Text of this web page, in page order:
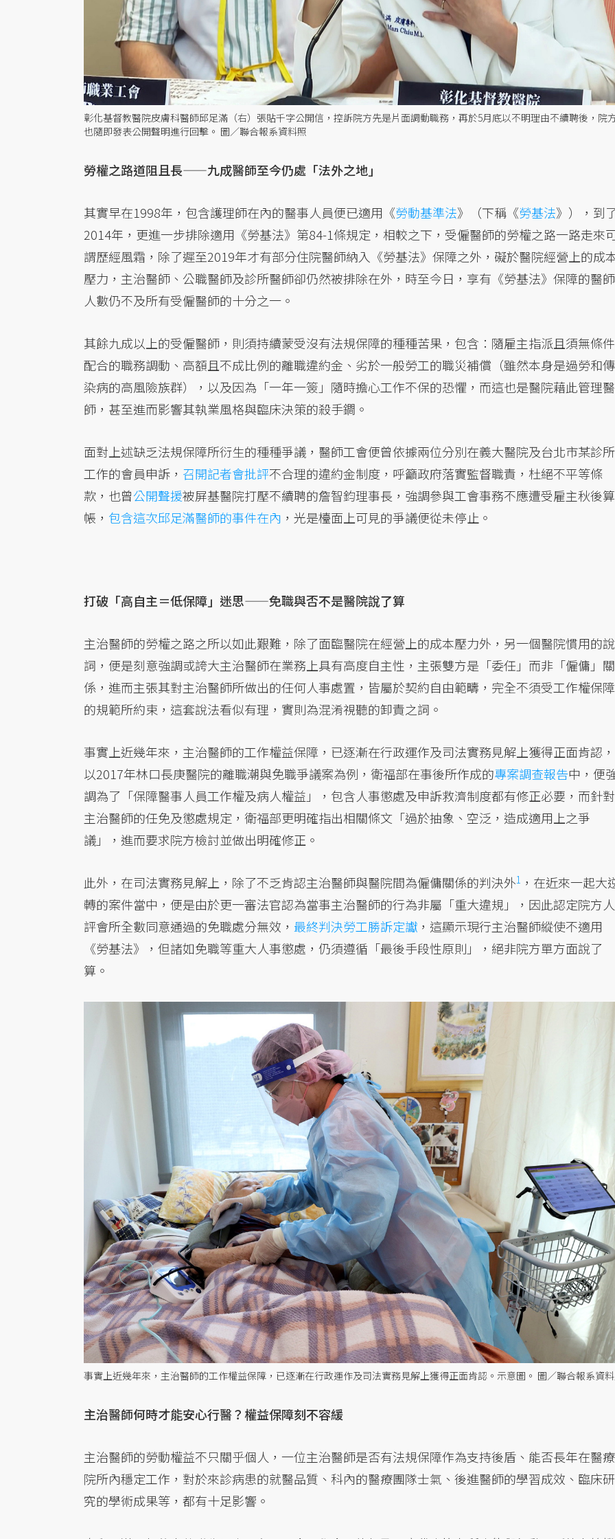
彰化基督教醫院皮膚科醫師邱足滿（右）張貼千字公開信，控訴院方先是片面調動職務，再於5月底以不明理由不續聘後，院
也隨即發表公開聲明進行回擊。 圖／聯合報系資料照
勞權之路道阻且長——九成醫師至今仍處「法外之地」
其實早在1998年，包含護理師在內的醫事人員便已適用《勞動基準法》（下稱《勞基法》），到
2014年，更進一步排除適用《勞基法》第84-1條規定，相較之下，受僱醫師的勞權之路一路走來
謂歷經風霜，除了遲至2019年才有部分住院醫師納入《勞基法》保障之外，礙於醫院經營上的成
壓力，主治醫師、公職醫師及診所醫師卻仍然被排除在外，時至今日，享有《勞基法》保障的醫師
人數仍不及所有受僱醫師的十分之一。
其餘九成以上的受僱醫師，則須持續蒙受沒有法規保障的種種苦果，包含：隨雇主指派且須無條件
配合的職務調動、高額且不成比例的離職違約金、劣於一般勞工的職災補償（雖然本身是過勞和傳
染病的高風險族群），以及因為「一年一簽」隨時擔心工作不保的恐懼，而這也是醫院藉此管理醫
師，甚至進而影響其執業風格與臨床決策的殺手鐧。
面對上述缺乏法規保障所衍生的種種爭議，醫師工會便曾依據兩位分別在義大醫院及台北市某診所
工作的會員申訴， 召開記者會批評不合理的違約金制度，呼籲政府落實監督職責，杜絕不平等條
款，也曾公開聲援被屏基醫院打壓不續聘的詹智鈞理事長，強調參與工會事務不應遭受雇主秋後算
帳， 包含這次邱足滿醫師的事件在內 ，光是檯面上可見的爭議便從未停止。
打破「高自主＝低保障」迷思——免職與否不是醫院說了算
主治醫師的勞權之路之所以如此艱難，除了面臨醫院在經營上的成本壓力外，另一個醫院慣用的說
詞，便是刻意強調或誇大主治醫師在業務上具有高度自主性，主張雙方是「委任」而非「僱傭」關
係，進而主張其對主治醫師所做出的任何人事處置，皆屬於契約自由範疇，完全不須受工作權保障
的規範所約束，這套說法看似有理，實則為混淆視聽的卸責之詞。
事實上近幾年來，主治醫師的工作權益保障，已逐漸在行政運作及司法實務見解上獲得正面肯認，
以2017年林口長庚醫院的離職潮與免職爭議案為例，衛福部在事後所作成的專案調查報告中，便
調為了「保障醫事人員工作權及病人權益」，包含人事懲處及申訴救濟制度都有修正必要，而針對
主治醫師的任免及懲處規定，衛福部更明確指出相關條文「過於抽象、空泛，造成適用上之爭
議」，進而要求院方檢討並做出明確修正。
此外，在司法實務見解上，除了不乏肯認主治醫師與醫院間為僱傭關係的判決外1 ，在近來一起大
轉的案件當中，便是由於更一審法官認為當事主治醫師的行為非屬「重大違規」，因此認定院方人
評會所全數同意通過的免職處分無效， 最終判決勞工勝訴定讞 ，這顯示現行主治醫師縱使不適用
《勞基法》，但諸如免職等重大人事懲處，仍須遵循「最後手段性原則」，絕非院方單方面說了
算。
事實上近幾年來，主治醫師的工作權益保障，已逐漸在行政運作及司法實務見解上獲得正面肯認。示意圖。 圖／聯合報系資
主治醫師何時才能安心行醫？權益保障刻不容緩
主治醫師的勞動權益不只關乎個人，一位主治醫師是否有法規保障作為支持後盾、能否長年在醫療
院所內穩定工作，對於來診病患的就醫品質、科內的醫療團隊士氣、後進醫師的學習成效、臨床研
究的學術成果等，都有十足影響。